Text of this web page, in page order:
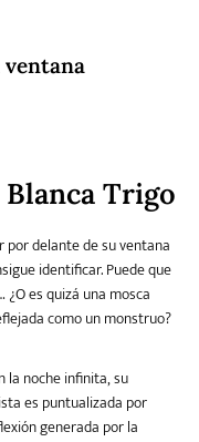
gráfico-
Literatura infantil
Poesía
Bienestar Sin categorizar
Young Adult
ventana
Trigo
por delante de su ventana
identificar. Puede que
es quizá una mosca
como un monstruo?
la noche infinita, su
es puntualizada por
generada por la